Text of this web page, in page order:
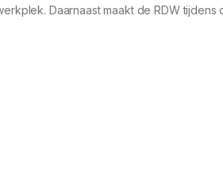
Daarnaast maakt de RDW